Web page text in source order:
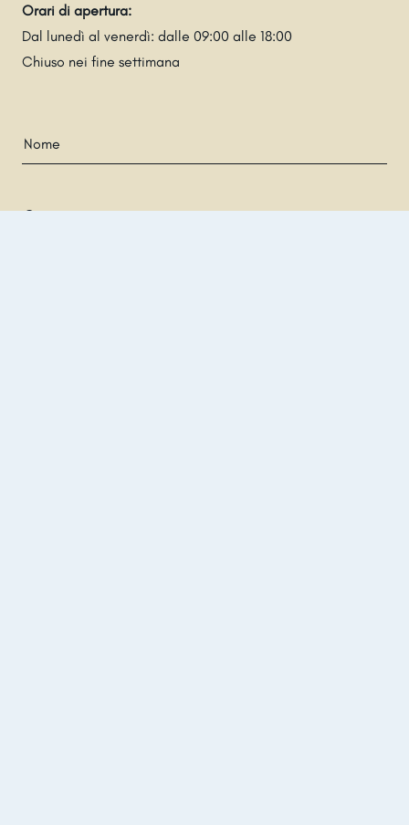
Orari di apertura:
Dal lunedì al venerdì: dalle 09:00 alle 18:00
Chiuso nei fine settimana
Nome
Cognome